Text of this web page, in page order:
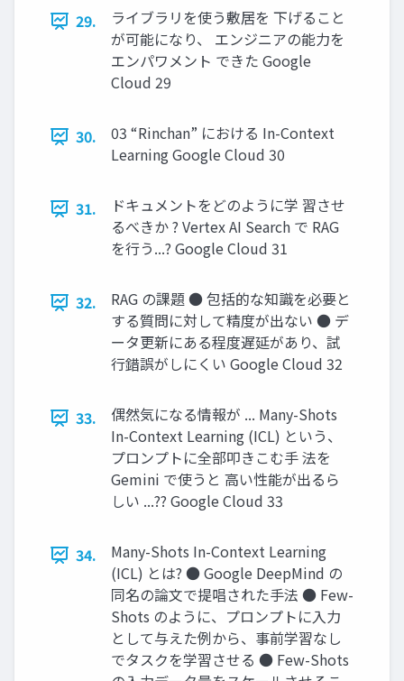
29.
ライブラリを使う敷居を 下げること
が可能になり、 エンジニアの能力を
エンパワメント できた Google
Cloud 29
30.
03 “Rinchan” における In-Context
Learning Google Cloud 30
31.
ドキュメントをどのように学 習させ
るべきか ? Vertex AI Search で RAG
を行う...? Google Cloud 31
32.
RAG の課題 ● 包括的な知識を必要と
する質問に対して精度が出ない ● デ
ータ更新にある程度遅延があり、試
行錯誤がしにくい Google Cloud 32
33.
偶然気になる情報が ... Many-Shots
In-Context Learning (ICL) という、
プロンプトに全部叩きこむ手 法を
Gemini で使うと 高い性能が出るら
しい ...?? Google Cloud 33
34.
Many-Shots In-Context Learning
(ICL) とは? ● Google DeepMind の
同名の論文で提唱された手法 ● Few-
Shots のように、プロンプトに入力
として与えた例から、事前学習なし
でタスクを学習させる ● Few-Shots